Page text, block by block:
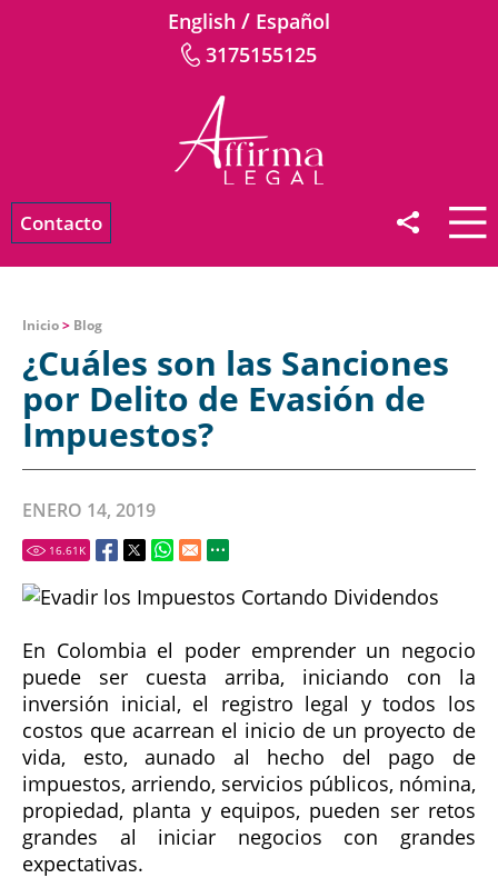
English / Español
3175155125
Contacto
Inicio> Blog
¿Cuáles son las Sanciones
por Delito de Evasión de
Impuestos?
ENERO 14, 2019
16.61 K
En Colombia el poder emprender un negocio
puede ser cuesta arriba, iniciando con la
inversión inicial, el registro legal y todos los
costos que acarrean el inicio de un proyecto de
vida, esto, aunado al hecho del pago de
impuestos, arriendo, servicios públicos, nómina,
propiedad, planta y equipos, pueden ser retos
grandes al iniciar negocios con grandes
expectativas.